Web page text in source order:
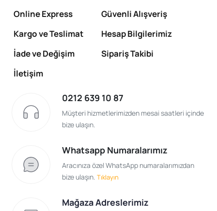
Online Express
Güvenli Alışveriş
Kargo ve Teslimat
Hesap Bilgilerimiz
İade ve Değişim
Sipariş Takibi
İletişim
0212 639 10 87
Müşteri hizmetlerimizden mesai saatleri içinde
bize ulaşın.
Whatsapp Numaralarımız
Aracınıza özel WhatsApp numaralarımızdan
bize ulaşın. Tıklayın
Mağaza Adreslerimiz